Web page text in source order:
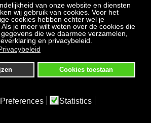
van onze website en diensten
wij gebruik van cookies. Voor het
cookies hebben echter wel je
je meer wilt weten over de cookies die
die we daarmee verzamelen,
en privacybeleid.
Cookies toestaan
Preferences
Statistics
DEUREN Service
Bestellen, betalen en bezorging
Herroepingsrecht
Klachtenregeling
Algemene voorwaarden
en afhalen alleen op afspraak